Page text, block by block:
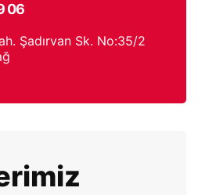
06
Şadırvan Sk. No:35/2